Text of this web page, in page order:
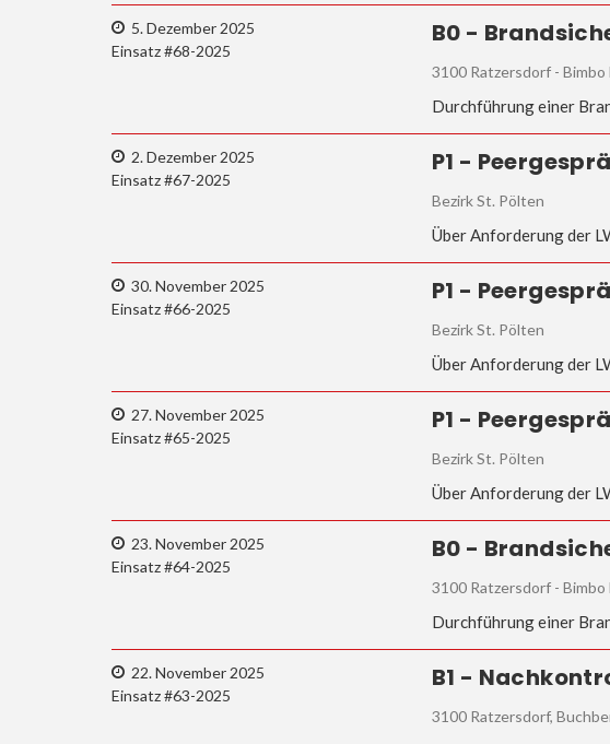
5. Dezember 2025
Einsatz #68-2025
B0 -
3100 Ratzersdorf -
Durchführung einer
2. Dezember 2025
Einsatz #67-2025
P1 -
Bezirk St. Pölten
Über Anforderung der
30. November 2025
Einsatz #66-2025
P1 -
Bezirk St. Pölten
Über Anforderung der
27. November 2025
Einsatz #65-2025
P1 -
Bezirk St. Pölten
Über Anforderung der
23. November 2025
Einsatz #64-2025
B0 -
3100 Ratzersdorf -
Durchführung einer
22. November 2025
Einsatz #63-2025
B1 -
3100 Ratzersdorf,